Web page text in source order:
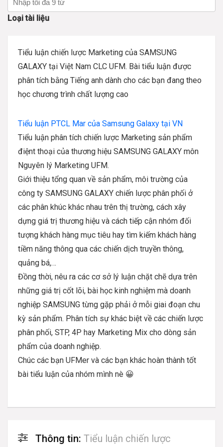
Loại tài liệu
Tiểu luận chiến lược Marketing của SAMSUNG
GALAXY tại Việt Nam CLC UFM. Bài tiểu luận được
phân tích bằng Tiếng anh dành cho các bạn đang theo
học chương trình chất lượng cao
Tiểu luận PTCL Mar của Samsung Galaxy tại VN
Tiểu luận phân tích chiến lược Marketing sản phẩm
điệnt thoại của thương hiệu SAMSUNG GALAXY môn
Nguyên lý Marketing UFM.
Giới thiệu tổng quan về sản phẩm, môi trường của
công ty SAMSUNG GALAXY chiến lược phân phối ở
các phân khúc khác nhau trên thị trường, cách xây
dựng giá trị thương hiệu và cách tiếp cận nhóm đối
tượng khách hàng mục tiêu hay tìm kiếm khách hàng
tiềm năng thông qua các chiến dịch truyền thông,
quảng bá,…
Đồng thời, nêu ra các cơ sở lý luận chặt chẽ dựa trên
những giá trị cốt lõi, bài học kinh nghiệm mà doanh
nghiệp SAMSUNG từng gặp phải ở mỗi giai đoạn chu
kỳ sản phẩm. Phân tích sự khác biệt về các chiến lược
phân phối, STP, 4P hay Marketing Mix cho dòng sản
phẩm của doanh nghiệp.
Chúc các bạn UFMer và các bạn khác hoàn thành tốt
bài tiểu luận của nhóm mình nè 😀
Thông tin: Tiểu luận chiến lược